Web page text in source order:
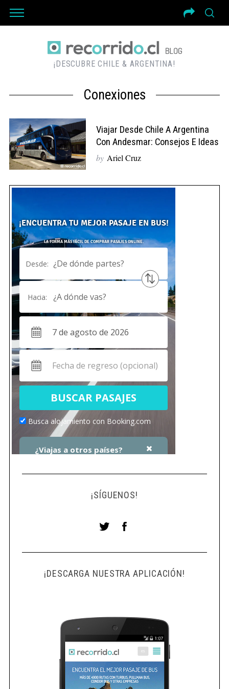
¡DESCUBRE CHILE & ARGENTINA!
Conexiones
Viajar Desde Chile A Argentina
Con Andesmar: Consejos E Ideas
by Ariel Cruz
¡SÍGUENOS!
¡DESCARGA NUESTRA APLICACIÓN!